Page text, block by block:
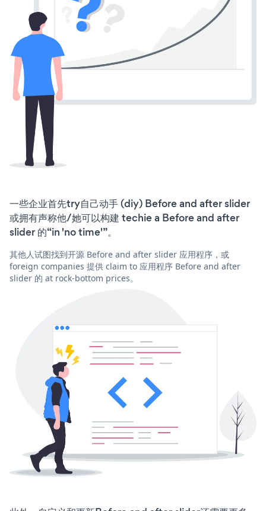
一些企业首先try自己动手 (diy) Before and after slider
或拥有声称他/她可以构建 techie a Before and after
slider 的“in 'no time'”。
其他人试图找到开源 Before and after slider 应用程序，或
foreign companies 提供 claim to 应用程序 Before and after
slider 的 at rock-bottom prices。